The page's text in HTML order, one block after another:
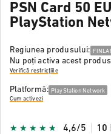
PSN Card 50
PlayStation
Regiunea produsului:
Nu poți activa acest
Verifică restricțiile
Platformă: PlayStation Network
Cum activezi
4,6/5 10